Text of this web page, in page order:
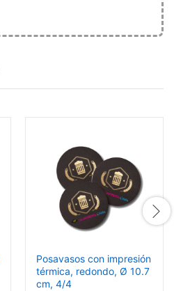
Posavasos con impresión
térmica, redondo, Ø 10.7
cm, 4/4